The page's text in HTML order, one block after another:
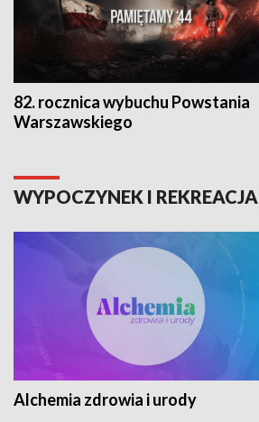
82. rocznica wybuchu Powstania
Warszawskiego
WYPOCZYNEK I REKREACJA
Alchemia zdrowia i urody